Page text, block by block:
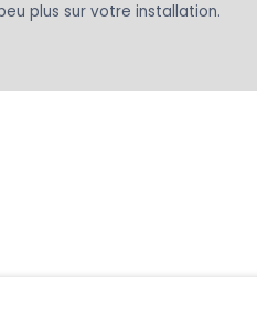
plus sur votre installation.